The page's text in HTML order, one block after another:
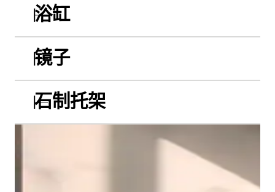
浴缸
镜子
石制托架